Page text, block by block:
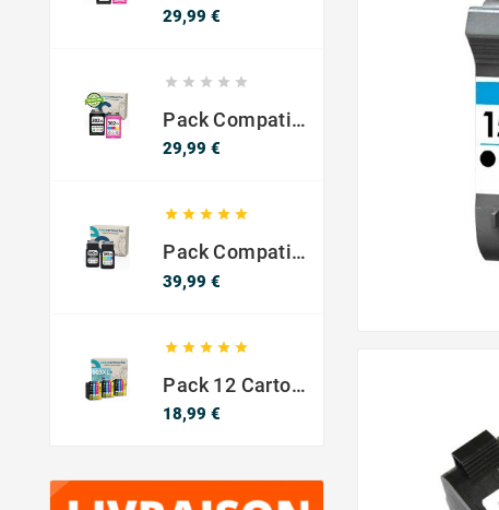
29,99 €
    
Pack Compatible Avec HP 302 XL Noir Et Couleur - SANS NIVEAU ENCRE
29,99 €
    
Pack Compatible Canon PG-540 XL / CL-541 XL – Noir & Couleur – Haute Capacité
39,99 €
    
Pack 12 Cartouches Compatible EPSON 603XL
18,99 €